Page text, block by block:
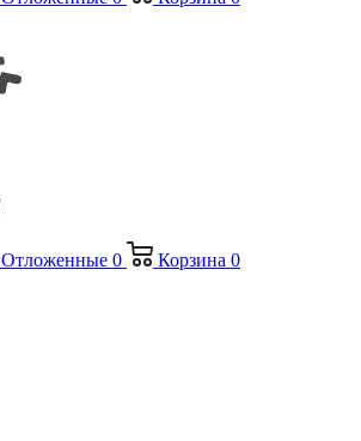
Отложенные 0 Корзина 0